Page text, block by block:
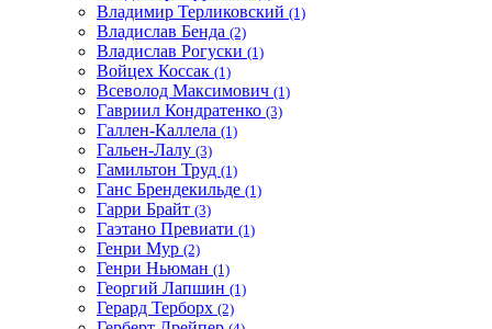
Владимир Терликовский (1)
Владислав Бенда (2)
Владислав Рогуски (1)
Войцех Коссак (1)
Всеволод Максимович (1)
Гавриил Кондратенко (3)
Галлен-Каллела (1)
Гальен-Лалу (3)
Гамильтон Труд (1)
Ганс Брендекильде (1)
Гарри Брайт (3)
Гаэтано Превиати (1)
Генри Мур (2)
Генри Ньюман (1)
Георгий Лапшин (1)
Герард Терборх (2)